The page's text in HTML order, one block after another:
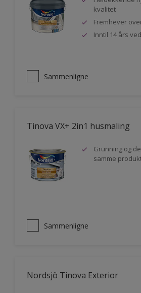
kvalitet
Fremhever
Inntil 14 års
Sammenligne
Tinova VX+ 2in1 husmaling
Grunning og
samme
Sammenligne
Nordsjö Tinova Exterior